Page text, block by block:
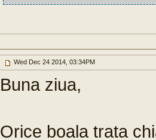
Wed Dec 24 2014, 03:34PM
Buna ziua,
Orice boala trata